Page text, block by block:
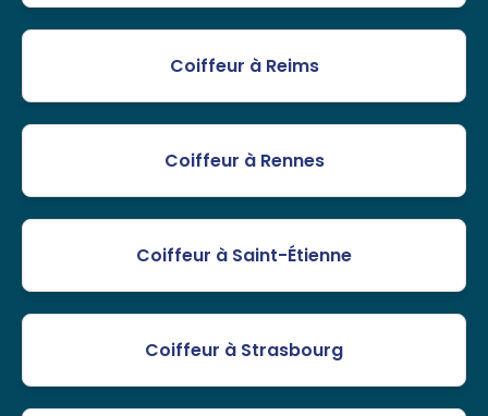
Coiffeur à Reims
Coiffeur à Rennes
Coiffeur à Saint-Étienne
Coiffeur à Strasbourg